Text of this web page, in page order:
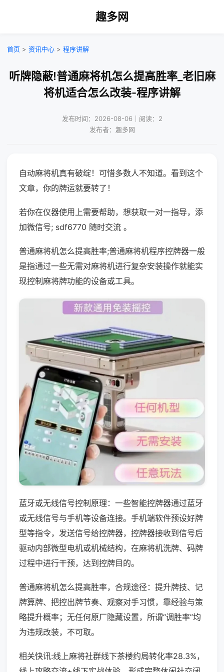
趣多网
首页 > 资讯中心 > 程序讲解
听牌隐蔽!普通麻将机怎么提高胜率_老旧麻
将机适合怎么改装-程序讲解
发布时间：2026-08-06｜阅读：2
发布者：趣多网
自动麻将机真有破绽！可惜多数人不知道。看到这个
文章，你的牌运就要转了！
若你在仪器使用上需要帮助，想获取一对一指导，添
加微信号; sdf6770 随时交流 。
普通麻将机怎么提高胜率;普通麻将机程序控牌器一般
是指通过一些无需对麻将机进行复杂安装操作就能实
现控制麻将牌功能的设备或工具。
蓝牙或无线信号控制原理：一些智能控牌器通过蓝牙
或无线信号与手机等设备连接。手机端软件预设好牌
型等指令，发送信号给控牌器，控牌器接收到信号后
驱动内部微型电机或机械结构，在麻将机洗牌、码牌
过程中进行干预，达到控牌目的。
普通麻将机怎么提高胜率，合规途径：提升牌技、记
牌算牌、把控出牌节奏、观察对手习惯，靠经验与策
略提升概率；无任何原厂隐藏设置，所谓“调胜率”均
为违规改装，不可取。
相关快讯:线上麻将社群线下茶楼约局转化率28.3%，